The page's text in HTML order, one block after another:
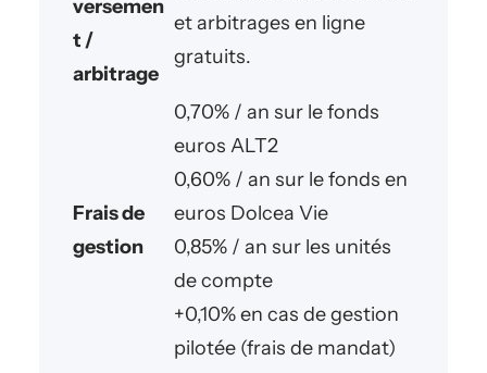
versemen
t /
arbitrage
et arbitrages en ligne
gratuits.
Frais de
gestion
0,70% / an sur le fonds
euros ALT2
0,60% / an sur le fonds en
euros Dolcea Vie
0,85% / an sur les unités
de compte
+0,10% en cas de gestion
pilotée (frais de mandat)